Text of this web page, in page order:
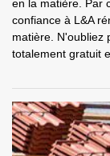
en la matière. Par
confiance à L&A
matière. N'oubliez
totalement gratuit